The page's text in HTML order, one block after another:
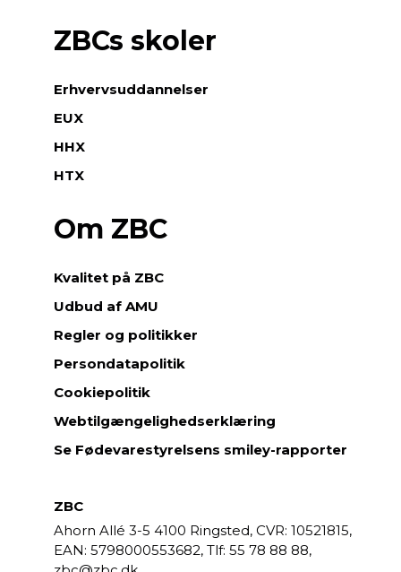
ZBCs skoler
Erhvervsuddannelser
EUX
HHX
HTX
Om ZBC
Kvalitet på ZBC
Udbud af AMU
Regler og politikker
Persondatapolitik
Cookiepolitik
Webtilgængelighedserklæring
Se Fødevarestyrelsens smiley-rapporter
ZBC
Ahorn Allé 3-5 4100 Ringsted, CVR: 10521815,
EAN: 5798000553682,
55 78 88 88,